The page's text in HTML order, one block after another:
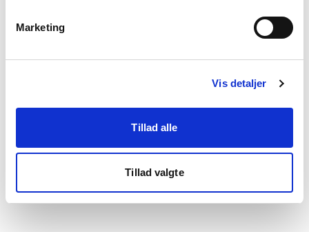
Marketing
Vis detaljer
Tillad alle
Tillad valgte